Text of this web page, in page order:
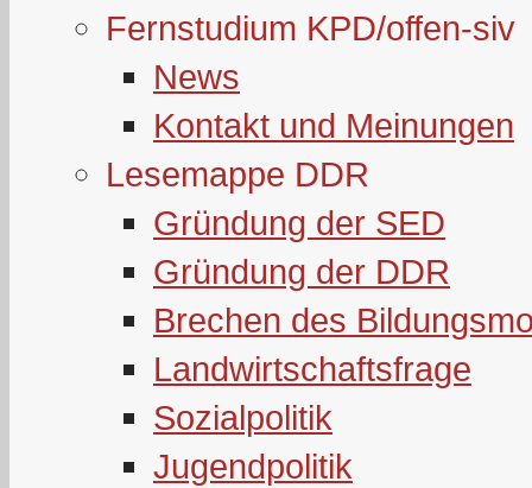
Fernstudium KPD/offen-siv
News
Kontakt und Meinungen
Lesemappe DDR
Gründung der SED
Gründung der DDR
Brechen des
Landwirtschaftsfrage
Sozialpolitik
Jugendpolitik